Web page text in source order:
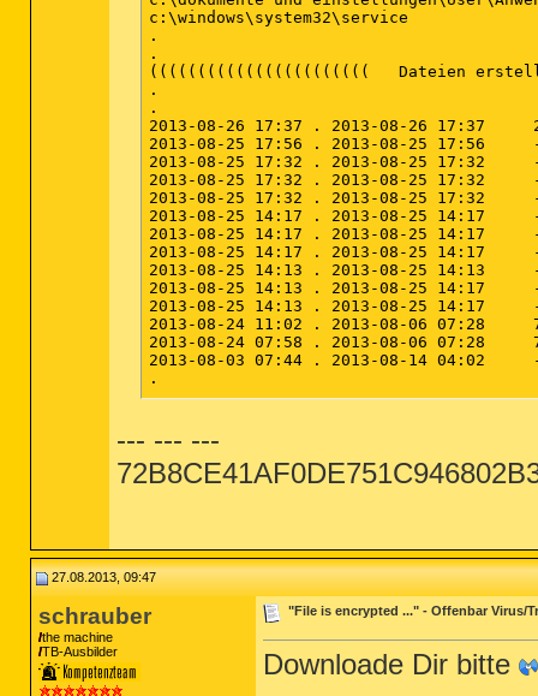
--- --- ---
27.08.2013, 09:47
schrauber
the machine
TB-Ausbilder
"File is encrypted ..." - Offenbar Virus/
Downloade Dir bitte